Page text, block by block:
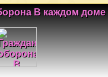
В каждом доме